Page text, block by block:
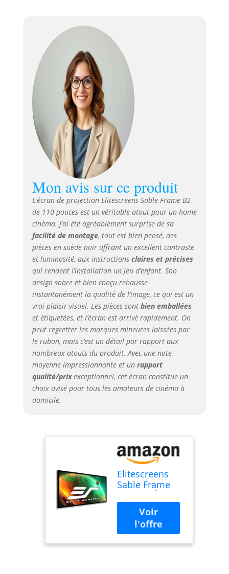
110" Diagonale
Mon avis sur ce produit
L’écran de projection Elitescreens Sable Frame B2
de 110 pouces est un véritable atout pour un home
cinéma. J’ai été agréablement surprise de sa
facilité de montage, tout est bien pensé, des
pièces en suède noir offrant un excellent contraste
et luminosité, aux instructions claires et précises
qui rendent l’installation un jeu d’enfant. Son
design sobre et bien conçu rehausse
instantanément la qualité de l’image, ce qui est un
vrai plaisir visuel. Les pièces sont bien emballées
et étiquetées, et l’écran est arrivé rapidement. On
peut regretter les marques mineures laissées par
le ruban, mais c’est un détail par rapport aux
nombreux atouts du produit. Avec une note
moyenne impressionnante et un rapport
qualité/prixexceptionnel, cet écran constitue un
choix avisé pour tous les amateurs de cinéma à
domicile.
Elitescreens
Sable Frame
de projection
Diagonale 16:9
Diag Active 3D
4K 8K Ultra HD
Ready Fixed